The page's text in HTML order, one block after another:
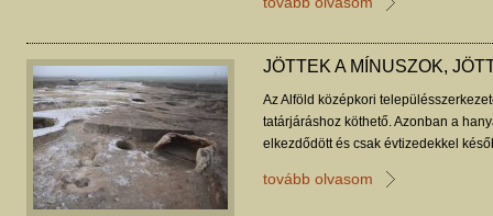
JÖTTEK A MÍNUSZOK,
Az Alföld középkori
tatárjáráshoz köthető. Azonban a
elkezdődött és csak évtizedekkel
tovább olvasom